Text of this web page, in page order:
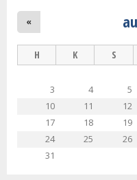
«
H K S
3
4 5
10
11 12
17
18 19
24
25 26
31